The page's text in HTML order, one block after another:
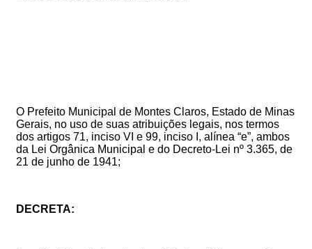
O Prefeito Municipal de Montes Claros, Estado de Minas
Gerais, no uso de suas atribuições legais, nos termos
dos artigos 71, inciso VI e 99, inciso I, alínea “e”, ambos
da Lei Orgânica Municipal e do Decreto-Lei nº 3.365, de
21 de junho de 1941;
DECRETA: